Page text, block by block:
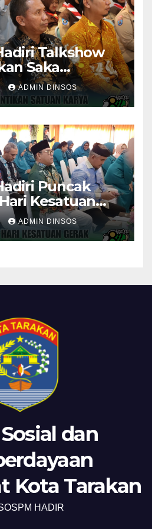
Talkshow
Saka
Narkotika Kota
ADMIN DINSOS
Puncak
Kesatuan
54 Tingkat
ADMIN DINSOS
dan
Kota Tarakan
HADIR